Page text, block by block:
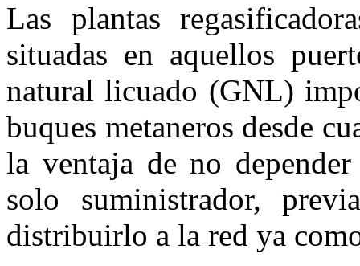
Las plantas
situadas en aquellos
natural licuado (GNL)
buques metaneros desde
la ventaja de no
solo suministrador,
distribuirlo a la red ya